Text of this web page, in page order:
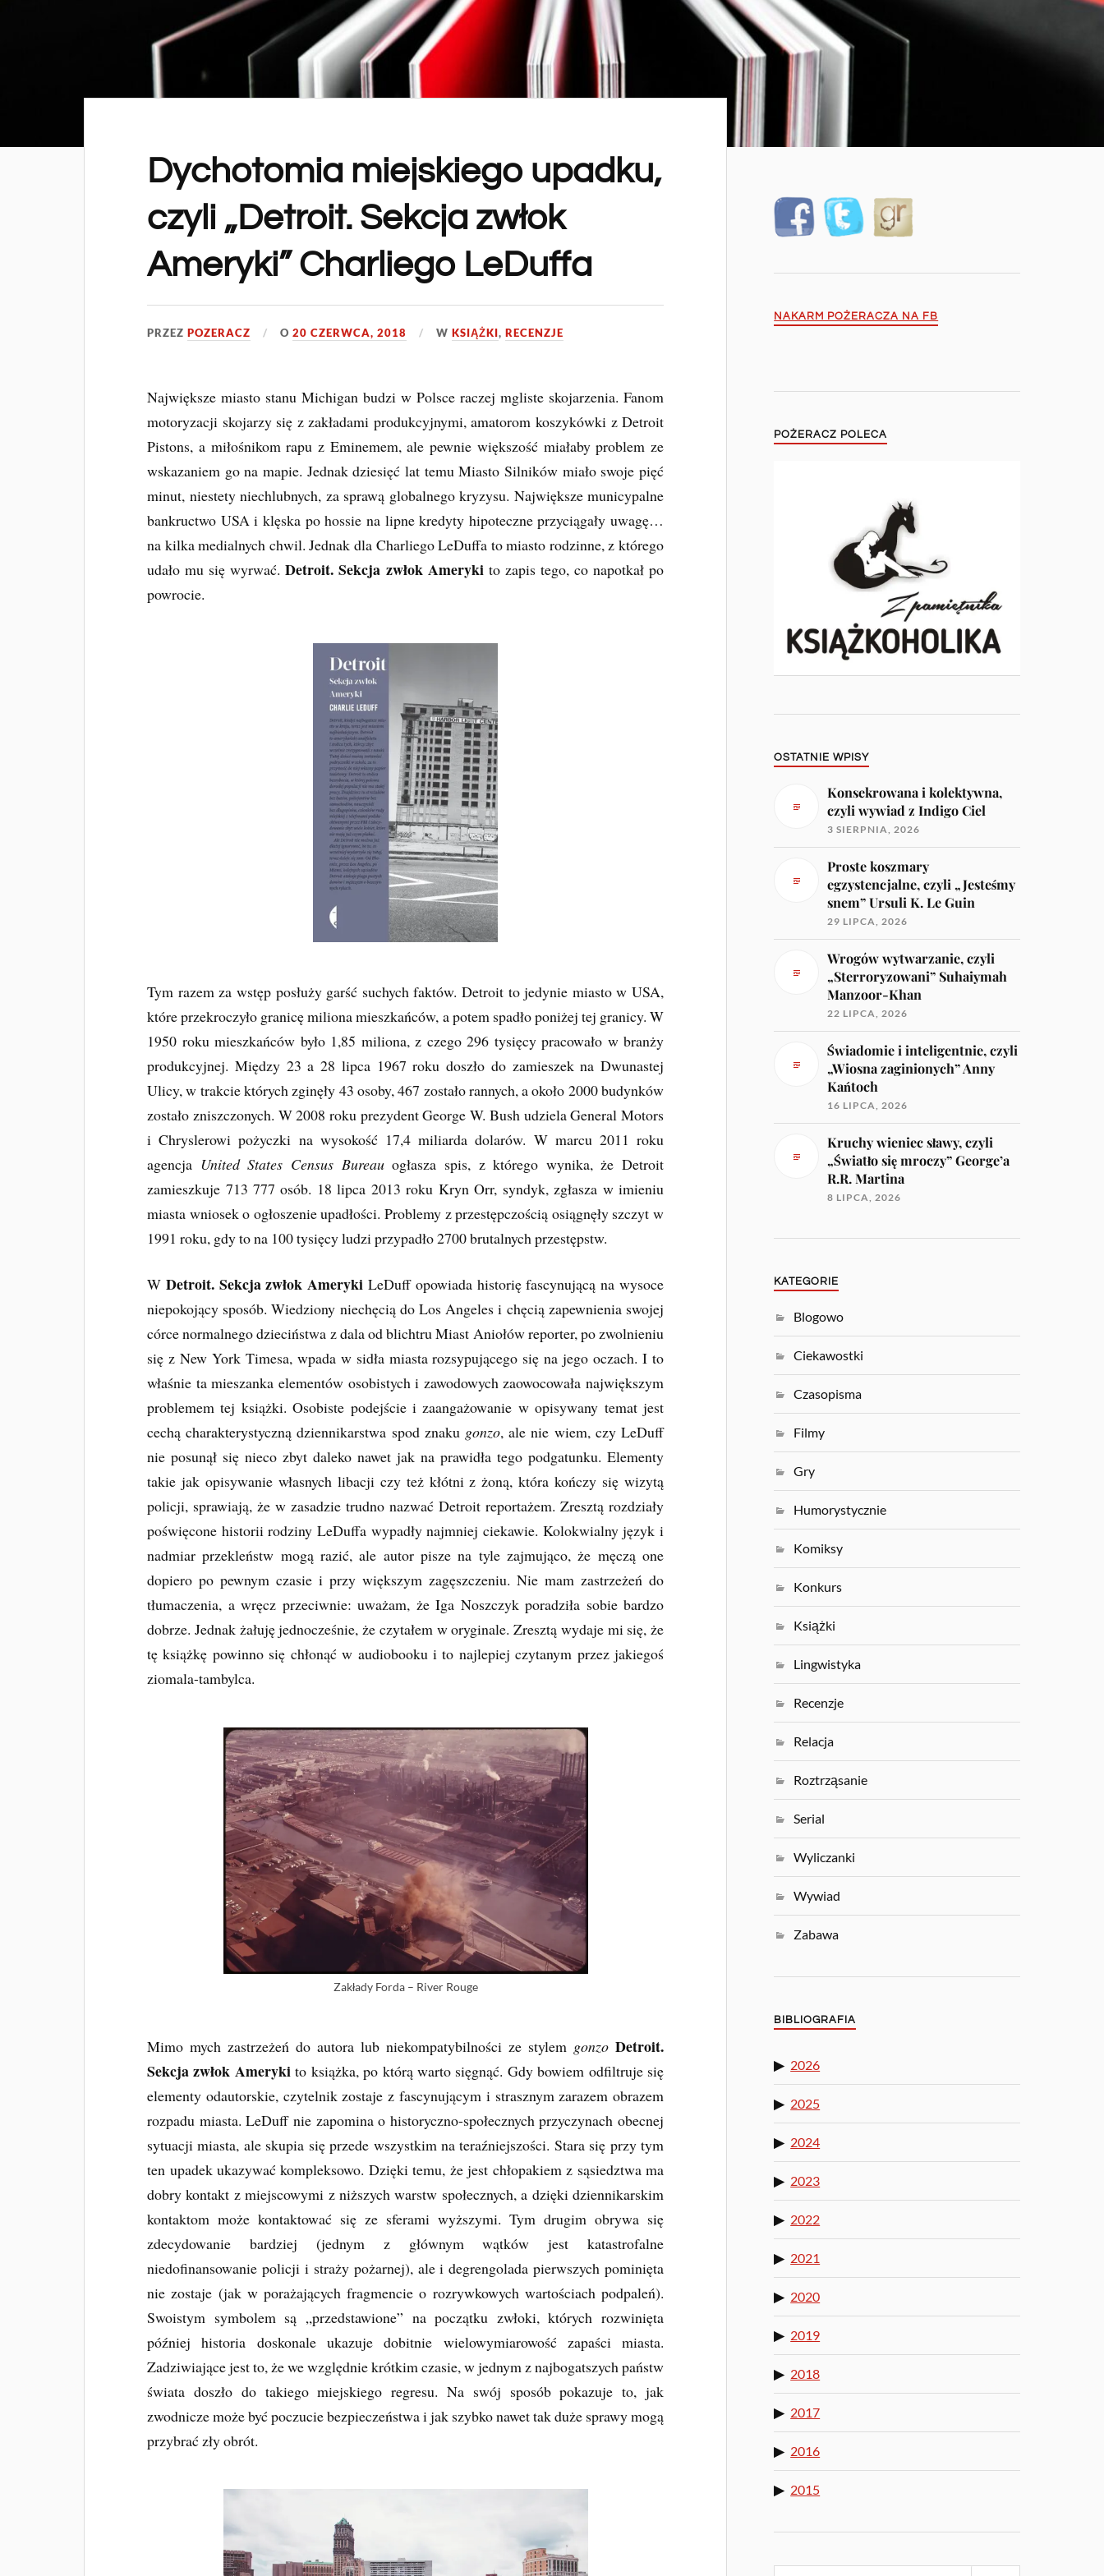
Dychotomia miejskiego upadku,
czyli „Detroit. Sekcja zwłok
Ameryki” Charliego LeDuffa
PRZEZPOZERACZ O20 CZERWCA, 2018 WKSIĄŻKI,RECENZJE
Największe miasto stanu Michigan budzi w Polsce raczej mgliste skojarzenia. Fanom
motoryzacji skojarzy się z zakładami produkcyjnymi, amatorom koszykówki z Detroit
Pistons, a miłośnikom rapu z Eminemem, ale pewnie większość miałaby problem ze
wskazaniem go na mapie. Jednak dziesięć lat temu Miasto Silników miało swoje pięć
minut, niestety niechlubnych, za sprawą globalnego kryzysu. Największe municypalne
bankructwo USA i klęska po hossie na lipne kredyty hipoteczne przyciągały uwagę…
na kilka medialnych chwil. Jednak dla Charliego LeDuffa to miasto rodzinne, z którego
udało mu się wyrwać.Detroit. Sekcja zwłok Amerykito zapis tego, co napotkał po
powrocie.
Tym razem za wstęp posłuży garść suchych faktów. Detroit to jedynie miasto w USA,
które przekroczyło granicę miliona mieszkańców, a potem spadło poniżej tej granicy. W
1950 roku mieszkańców było 1,85 miliona, z czego 296 tysięcy pracowało w branży
produkcyjnej. Między 23 a 28 lipca 1967 roku doszło do zamieszek na Dwunastej
Ulicy, w trakcie których zginęły 43 osoby, 467 zostało rannych, a około 2000 budynków
zostało zniszczonych. W 2008 roku prezydent George W. Bush udziela General Motors
i Chryslerowi pożyczki na wysokość 17,4 miliarda dolarów. W marcu 2011 roku
agencja United States Census Bureauogłasza spis, z którego wynika, że Detroit
zamieszkuje 713 777 osób. 18 lipca 2013 roku Kryn Orr, syndyk, zgłasza w imieniu
miasta wniosek o ogłoszenie upadłości. Problemy z przestępczością osiągnęły szczyt w
1991 roku, gdy to na 100 tysięcy ludzi przypadło 2700 brutalnych przestępstw.
W Detroit. Sekcja zwłok Ameryki LeDuff opowiada historię fascynującą na wysoce
niepokojący sposób. Wiedziony niechęcią do Los Angeles i chęcią zapewnienia swojej
córce normalnego dzieciństwa z dala od blichtru Miast Aniołów reporter, po zwolnieniu
się z New York Timesa, wpada w sidła miasta rozsypującego się na jego oczach. I to
właśnie ta mieszanka elementów osobistych i zawodowych zaowocowała największym
problemem tej książki. Osobiste podejście i zaangażowanie w opisywany temat jest
cechą charakterystyczną dziennikarstwa spod znaku gonzo, ale nie wiem, czy LeDuff
nie posunął się nieco zbyt daleko nawet jak na prawidła tego podgatunku. Elementy
takie jak opisywanie własnych libacji czy też kłótni z żoną, która kończy się wizytą
policji, sprawiają, że w zasadzie trudno nazwać Detroit reportażem. Zresztą rozdziały
poświęcone historii rodziny LeDuffa wypadły najmniej ciekawie. Kolokwialny język i
nadmiar przekleństw mogą razić, ale autor pisze na tyle zajmująco, że męczą one
dopiero po pewnym czasie i przy większym zagęszczeniu. Nie mam zastrzeżeń do
tłumaczenia, a wręcz przeciwnie: uważam, że Iga Noszczyk poradziła sobie bardzo
dobrze. Jednak żałuję jednocześnie, że czytałem w oryginale. Zresztą wydaje mi się, że
tę książkę powinno się chłonąć w audiobooku i to najlepiej czytanym przez jakiegoś
ziomala-tambylca.
Zakłady Forda – River Rouge
Mimo mych zastrzeżeń do autora lub niekompatybilności ze stylem gonzo Detroit.
Sekcja zwłok Ameryki to książka, po którą warto sięgnąć. Gdy bowiem odfiltruje się
elementy odautorskie, czytelnik zostaje z fascynującym i strasznym zarazem obrazem
rozpadu miasta. LeDuff nie zapomina o historyczno-społecznych przyczynach obecnej
sytuacji miasta, ale skupia się przede wszystkim na teraźniejszości. Stara się przy tym
ten upadek ukazywać kompleksowo. Dzięki temu, że jest chłopakiem z sąsiedztwa ma
dobry kontakt z miejscowymi z niższych warstw społecznych, a dzięki dziennikarskim
kontaktom może kontaktować się ze sferami wyższymi. Tym drugim obrywa się
zdecydowanie bardziej (jednym z głównym wątków jest katastrofalne
niedofinansowanie policji i straży pożarnej), ale i degrengolada pierwszych pominięta
nie zostaje (jak w porażających fragmencie o rozrywkowych wartościach podpaleń).
Swoistym symbolem są „przedstawione” na początku zwłoki, których rozwinięta
później historia doskonale ukazuje dobitnie wielowymiarowość zapaści miasta.
Zadziwiające jest to, że we względnie krótkim czasie, w jednym z najbogatszych państw
świata doszło do takiego miejskiego regresu. Na swój sposób pokazuje to, jak
zwodnicze może być poczucie bezpieczeństwa i jak szybko nawet tak duże sprawy mogą
przybrać zły obrót.
NAKARM POŻERACZA NA FB
POŻERACZ POLECA
OSTATNIE WPISY
Konsekrowana i kolektywna,
czyli wywiad z Indigo Ciel
3 SIERPNIA, 2026
Proste koszmary
egzystencjalne, czyli „Jesteśmy
snem” Ursuli K. Le Guin
29 LIPCA, 2026
Wrogów wytwarzanie, czyli
„Sterroryzowani” Suhaiymah
Manzoor-Khan
22 LIPCA, 2026
Świadomie i inteligentnie, czyli
„Wiosna zaginionych” Anny
Kańtoch
16 LIPCA, 2026
Kruchy wieniec sławy, czyli
„Światło się mroczy” George’a
R.R. Martina
8 LIPCA, 2026
KATEGORIE
Blogowo
Ciekawostki
Czasopisma
Filmy
Gry
Humorystycznie
Komiksy
Konkurs
Książki
Lingwistyka
Recenzje
Relacja
Roztrząsanie
Serial
Wyliczanki
Wywiad
Zabawa
BIBLIOGRAFIA
2026
2025
2024
2023
2022
2021
2020
2019
2018
2017
2016
2015